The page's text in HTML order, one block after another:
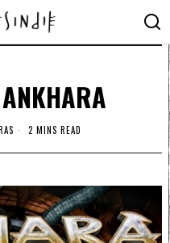
2 MINS READ